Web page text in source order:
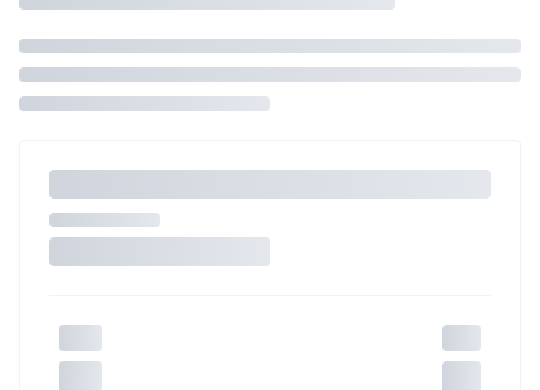
pokoju (lub apartamencie, willi itd.). Wybierz jedną z ofert z listy
i zarezerwuj ją. Zrób oddzielne rezerwacje dla każdego
kolejnego pokoju lubskontaktuj się z nami,by złożyć
zamówienie u naszego doradcy.
Maksymalna liczba uczestników
maksymalny limit dla 1 pokoju.